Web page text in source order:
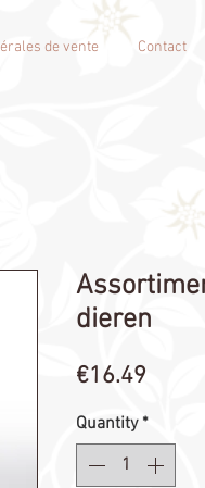
de vente Contact
dieren
€16.49Price
Quantity *